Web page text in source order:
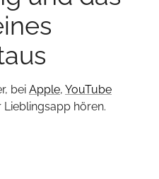
bei Apple, YouTube
Lieblingsapp hören.